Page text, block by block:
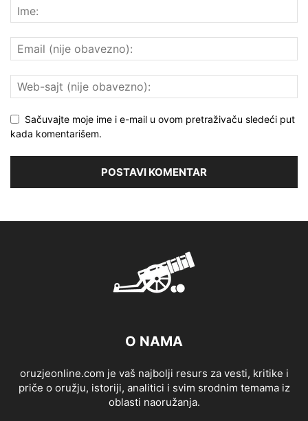
Sačuvajte moje ime i e-mail u ovom pretraživaču sledeći put
kada komentarišem.
O NAMA
oruzjeonline.com je vaš najbolji resurs za vesti, kritike i
priče o oružju, istoriji, analitici i svim srodnim temama iz
oblasti naoružanja.